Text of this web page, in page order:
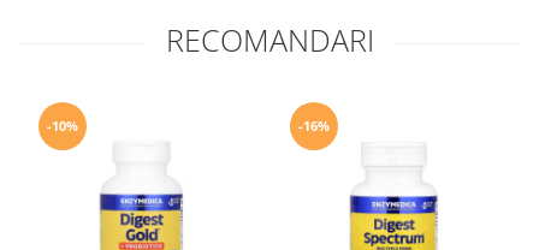
RECOMANDARI
-10% -16%